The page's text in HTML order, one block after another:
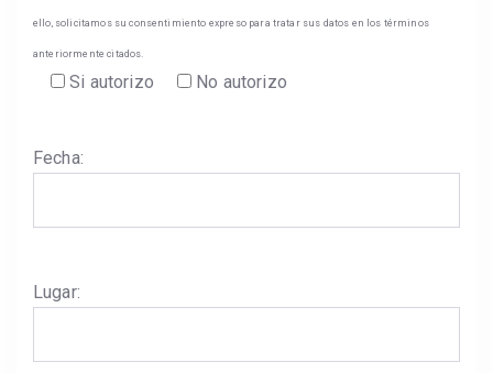
ello, solicitamos su consentimiento expreso para tratar sus datos en los términos
anteriormente citados.
Si autorizo No autorizo
Fecha:
Lugar: